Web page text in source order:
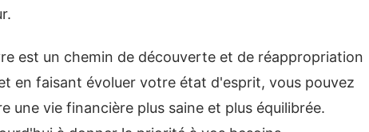
est un chemin de découverte et de réappropriation
en faisant évoluer votre état d'esprit, vous pouvez
une vie financière plus saine et plus équilibrée.